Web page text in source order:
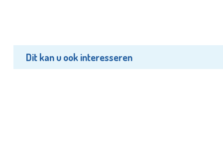
Dit kan u ook interesseren